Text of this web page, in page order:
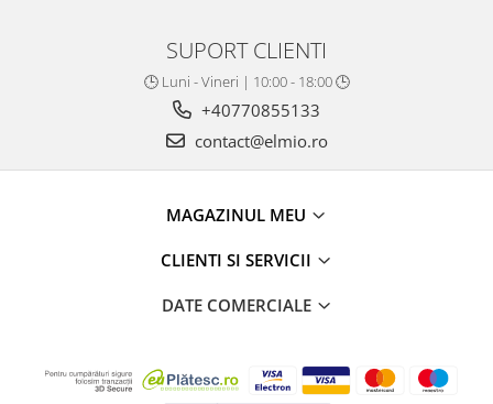
SUPORT CLIENTI
🕒 Luni - Vineri | 10:00 - 18:00 🕒
+40770855133
contact@elmio.ro
MAGAZINUL MEU
CLIENTI SI SERVICII
DATE COMERCIALE